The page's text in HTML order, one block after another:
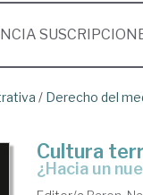
/ Derecho del
Cultura
¿hacia un